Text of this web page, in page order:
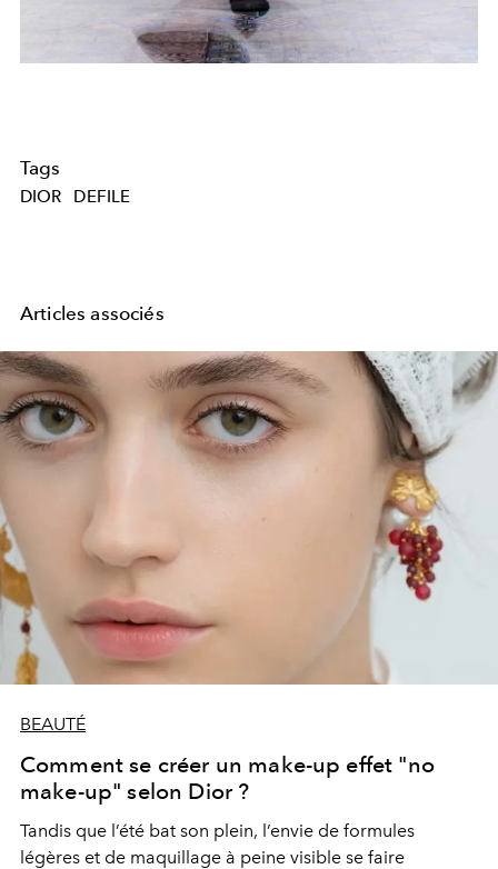
Tags
DIOR DEFILE
Articles associés
BEAUTÉ
Comment se créer un make-up effet "no
make-up" selon Dior ?
Tandis que l’été bat son plein, l’envie de formules
légères et de maquillage à peine visible se faire